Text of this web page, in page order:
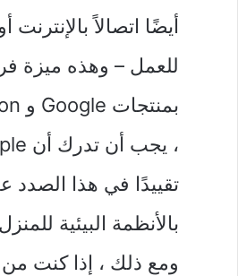
أيضًا اتصالاً بالإنترنت
للعمل – وهذه ميزة
تقييدًا في هذا الصدد
بالأنظمة البيئية
ومع ذلك ، إذا كنت من